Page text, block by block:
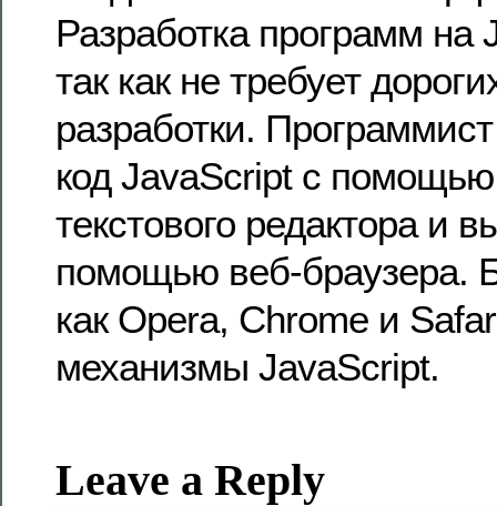
Разработка программ
так как не требует
разработки.
код JavaScript с помощью
текстового редактора и
помощью веб-браузера.
как Opera, Chrome и
механизмы JavaScript.
Leave a Reply